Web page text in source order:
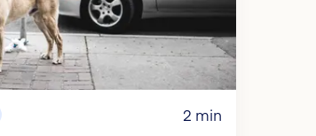
2 min